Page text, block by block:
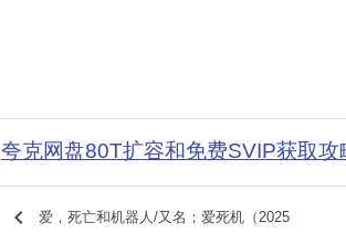
夸克网盘80T扩容和免费SVIP获取攻
keyboard_arrow_left 爱，死亡和机器人/又名；爱死机（2025